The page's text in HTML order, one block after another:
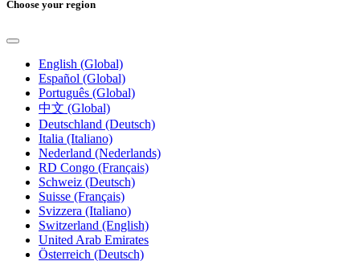
Choose your region
English (Global)
Español (Global)
Português (Global)
中文 (Global)
Deutschland (Deutsch)
Italia (Italiano)
Nederland (Nederlands)
RD Congo (Français)
Schweiz (Deutsch)
Suisse (Français)
Svizzera (Italiano)
Switzerland (English)
United Arab Emirates
Österreich (Deutsch)